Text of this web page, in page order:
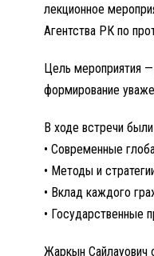
лекционное
Агентства РК по
Цель мероприятия
формирование
В ходе встречи
• Современные
• Методы и
• Вклад каждого
• Государственные
Жаркын Сайлауович